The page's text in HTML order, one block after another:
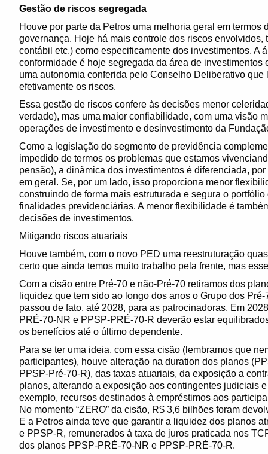
Gestão de riscos segregada
Houve por parte da Petros uma melhoria geral em termos
governança. Hoje há mais controle dos riscos
contábil etc.) como especificamente dos investimentos. A
conformidade é hoje segregada da área de
uma autonomia conferida pelo Conselho Deliberativo
efetivamente os riscos.
Essa gestão de riscos confere às decisões menor
verdade), mas uma maior confiabilidade, com uma visão
operações de investimento e desinvestimento da
Como a legislação do segmento de previdência
impedido de termos os problemas que estamos
pensão), a dinâmica dos investimentos é diferenciada,
em geral. Se, por um lado, isso proporciona menor
construindo de forma mais estruturada e segura o
finalidades previdenciárias. A menor flexibilidade é
decisões de investimentos.
Mitigando riscos atuariais
Houve também, com o novo PED uma reestruturação
certo que ainda temos muito trabalho pela frente, mas
Com a cisão entre Pré-70 e não-Pré-70 retiramos dos
liquidez que tem sido ao longo dos anos o Grupo dos
passou de fato, até 2028, para as patrocinadoras. Em
PRÉ-70-NR e PPSP-PRÉ-70-R deverão estar
os benefícios até o último dependente.
Para se ter uma ideia, com essa cisão (lembramos que
participantes), houve alteração na duration dos planos
PPSP-Pré-70-R), das taxas atuariais, da exposição a
planos, alterando a exposição aos contingentes judiciais
exemplo, recursos destinados à empréstimos aos
No momento “ZERO” da cisão, R$ 3,6 bilhões foram
E a Petros ainda teve que garantir a liquidez dos planos
e PPSP-R, remunerados à taxa de juros praticada nos
dos planos PPSP-PRÉ-70-NR e PPSP-PRÉ-70-R.